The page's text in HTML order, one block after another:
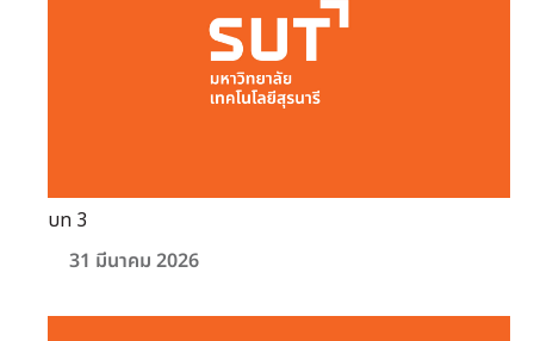
บท 3
31 มีนาคม 2026